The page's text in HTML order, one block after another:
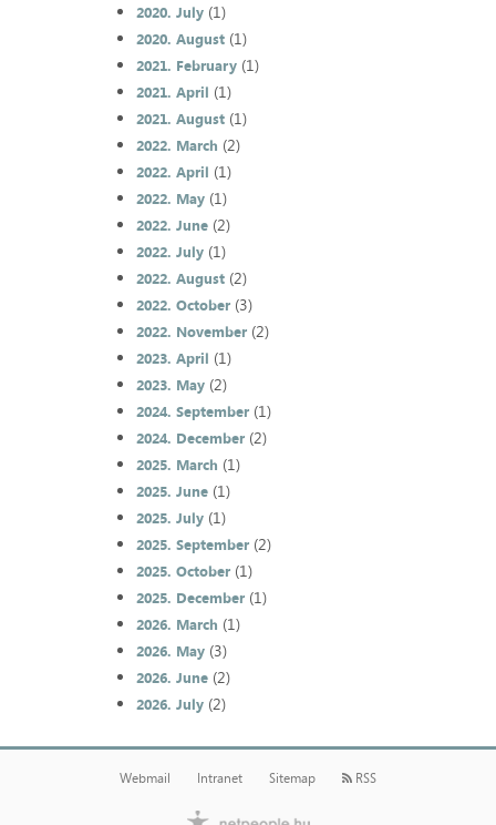
2020. July(1)
2020. August(1)
2021. February(1)
2021. April (1)
2021. August(1)
2022. March (2)
2022. April (1)
2022. May(1)
2022. June(2)
2022. July(1)
2022. August(2)
2022. October(3)
2022. November(2)
2023. April (1)
2023. May(2)
2024. September(1)
2024. December(2)
2025. March (1)
2025. June(1)
2025. July(1)
2025. September(2)
2025. October(1)
2025. December(1)
2026. March (1)
2026. May(3)
2026. June(2)
2026. July(2)
Webmail Intranet Sitemap RSS